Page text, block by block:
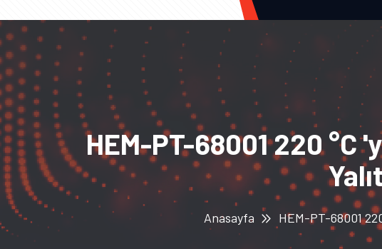
HEM-PT-68001 220 °C
Anasayfa HEM-PT-68001